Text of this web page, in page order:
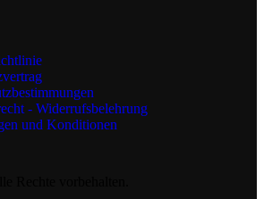
- Widerrufsbelehrung
und Konditionen